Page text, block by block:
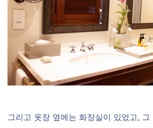
그리고 옷장 옆에는 화장실이 있었고, 그